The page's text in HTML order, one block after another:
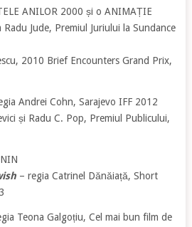
ANILOR 2000 și o ANIMAȚIE
Jude, Premiul Juriului la Sundance
2010 Brief Encounters Grand Prix,
Andrei Cohn, Sarajevo IFF 2012
și Radu C. Pop, Premiul Publicului,
– regia Catrinel Dănăiață, Short
Teona Galgoțiu, Cel mai bun film de